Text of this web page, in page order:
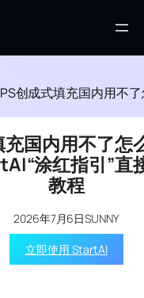
PS创成式填充国内用不了怎么解决？国产平替StartAI“涂
国内用不了怎
涂红指引”直
教程
2026年7月6日SUNNY
立即使用 StartAI